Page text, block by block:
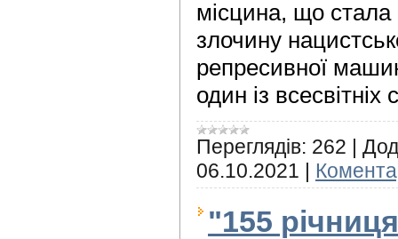
місцина, що
злочину
репресивної
один із всесвітніх
Переглядів: 262 |
06.10.2021 |
"155